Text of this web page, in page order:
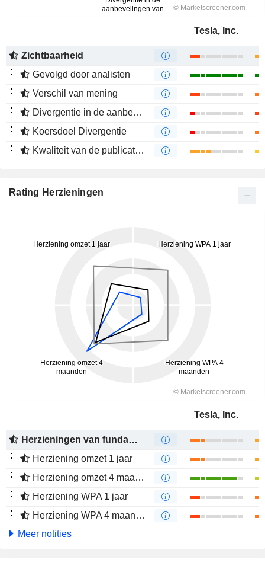
Tesla, Inc.
Zichtbaarheid
Gevolgd door analisten
Verschil van mening
Divergentie in de aanbevelingen van analisten
Koersdoel Divergentie
Kwaliteit van de publicaties
Rating Herzieningen
Tesla, Inc.
Herzieningen van fundamenten
Herziening omzet 1 jaar
Herziening omzet 4 maanden
Herziening WPA 1 jaar
Herziening WPA 4 maanden
Meer notities